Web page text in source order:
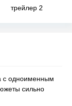
трейлер 2
с одноименным
сильно